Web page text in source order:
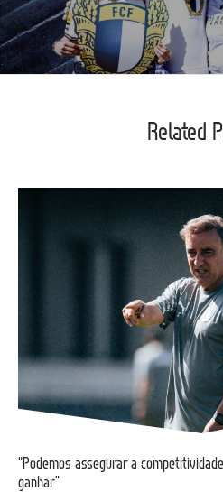
Related
“Podemos assegurar a
ganhar”